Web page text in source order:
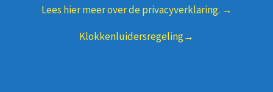
Lees hier meer over de privacyverklaring. →
Klokkenluidersregeling→